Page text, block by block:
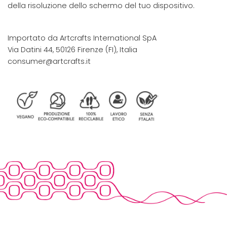
della risoluzione dello schermo del tuo dispositivo.
Importato da Artcrafts International SpA
Via Datini 44, 50126 Firenze (FI), Italia
consumer@artcrafts.it